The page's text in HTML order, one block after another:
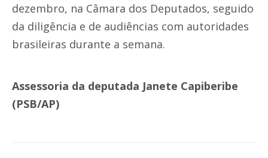
dezembro, na Câmara dos Deputados, seguido
da diligência e de audiências com autoridades
brasileiras durante a semana.
Assessoria da deputada Janete Capiberibe
(PSB/AP)